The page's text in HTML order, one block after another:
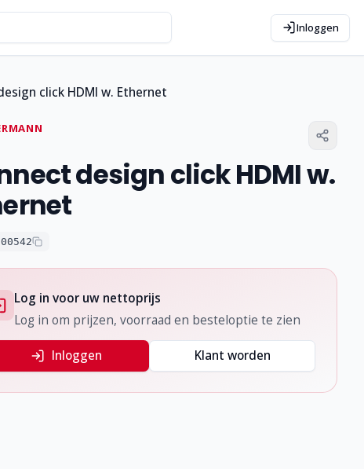
Inloggen
click HDMI w. Ethernet
design click HDMI w.
Log in voor uw nettoprijs
Log in om prijzen, voorraad en besteloptie te zien
Inloggen Klant worden